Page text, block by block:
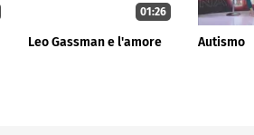
01:26
Leo Gassman e l'amore Autismo